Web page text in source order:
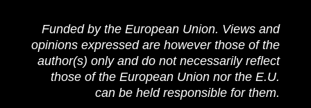
Funded by the European Union. Views and
opinions expressed are however those of the
author(s) only and do not necessarily reflect
those of the European Union nor the E.U.
can be held responsible for them.